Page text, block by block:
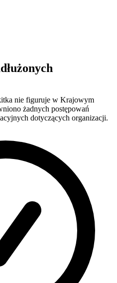
nie figuruje w Krajowym
żadnych postępowań
dotyczących organizacji.